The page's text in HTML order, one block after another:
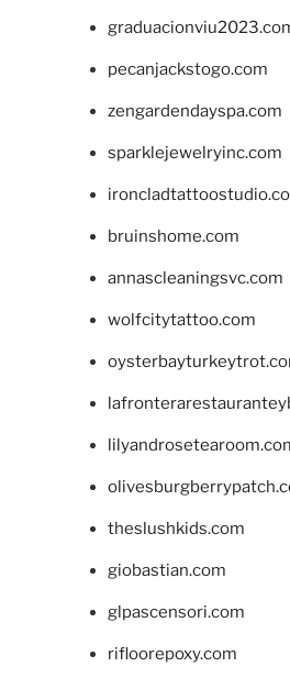
pecanjackstogo.com
zengardendayspa.com
sparklejewelryinc.com
bruinshome.com
annascleaningsvc.com
wolfcitytattoo.com
theslushkids.com
giobastian.com
glpascensori.com
rifloorepoxy.com